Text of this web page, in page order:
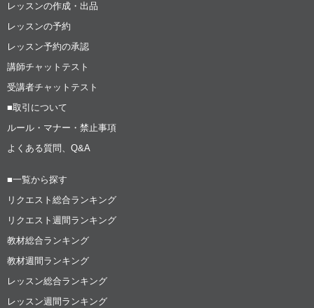
レッスンの作成・出品
レッスンの予約
レッスン予約の承認
講師チャットテスト
受講者チャットテスト
■取引について
ルール・マナー・禁止事項
よくある質問、Q&A
■一覧から探す
リクエスト総合ランキング
リクエスト週間ランキング
教材総合ランキング
教材週間ランキング
レッスン総合ランキング
レッスン週間ランキング